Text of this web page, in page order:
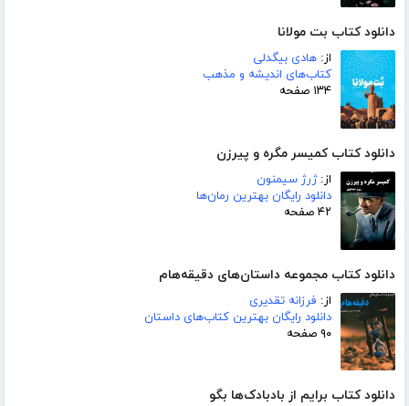
دانلود کتاب بت مولانا
از: هادی بیگدلی
کتاب‌های اندیشه و مذهب
۱۳۴ صفحه
دانلود کتاب کمیسر مگره و پیرزن
از:ژرژ سیمنون
دانلود رایگان بهترین رمان‌ها
۴۲ صفحه
دانلود کتاب مجموعه داستان‌های دقیقه‌هام
از: فرزانه تقدیری
دانلود رایگان بهترین کتاب‌های داستان
۹۰ صفحه
دانلود کتاب برایم از بادبادک‌ها بگو